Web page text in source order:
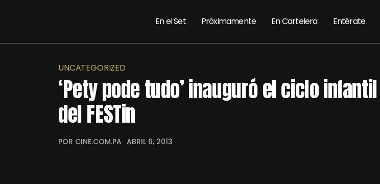
En el Set Próximamente En Cartelera Entérate
UNCATEGORIZED
‘Pety pode tudo’ inauguró el ciclo infantil
del FESTin
POR CINE.COM.PA ABRIL 6, 2013